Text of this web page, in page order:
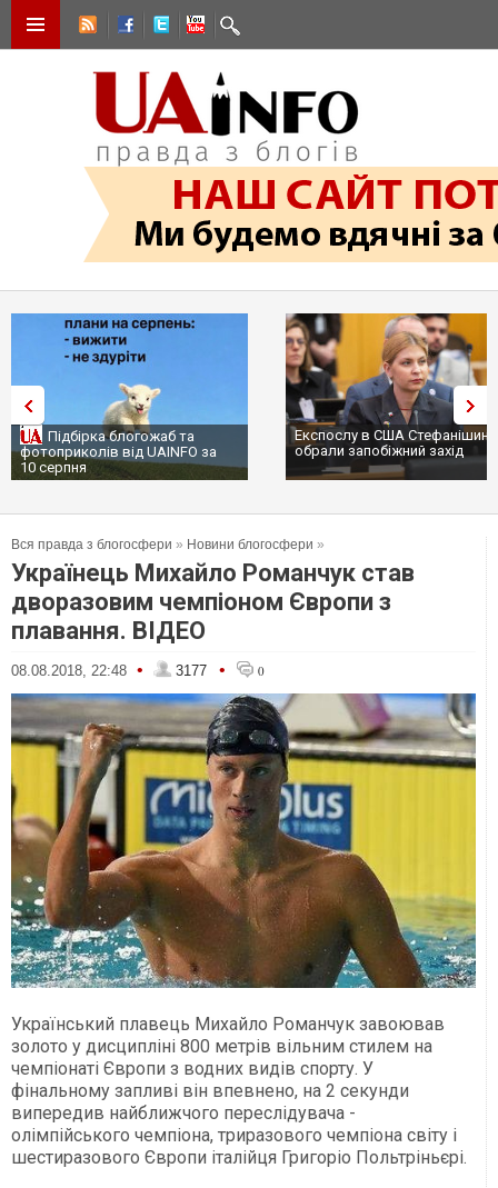
Підбірка блогожаб та
фотоприколів від UAINFO за
10 серпня
Експослу в США
обрали запобіжний захід
Вся правда з блогосфери » Новини блогосфери »
Українець Михайло Романчук став
дворазовим чемпіоном Європи з
плавання. ВІДЕО
08.08.2018, 22:48 • 3177 • 0
Український плавець Михайло Романчук завоював
золото у дисципліні 800 метрів вільним стилем на
чемпіонаті Європи з водних видів спорту. У
фінальному запливі він впевнено, на 2 секунди
випередив найближчого переслідувача -
олімпійського чемпіона, триразового чемпіона світу і
шестиразового Європи італійця Григоріо Польтріньєрі.